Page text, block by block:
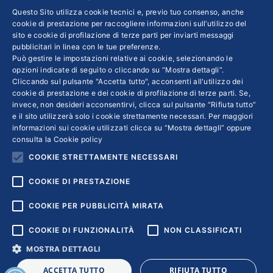
INFO LEGALI
Colophon editoriali
Disclaimer
Privacy
Coordinate Bancarie
Questo Sito utilizza cookie tecnici e, previo tuo consenso, anche
cookie di prestazione per raccogliere informazioni sull’utilizzo del
sito e cookie di profilazione di terze parti per inviarti messaggi
pubblicitari in linea con le tue preferenze.
Può gestire le impostazioni relative ai cookie, selezionando le
opzioni indicate di seguito o cliccando su “Mostra dettagli”.
Cliccando sul pulsante "Accetta tutto", acconsenti all'utilizzo dei
cookie di prestazione e dei cookie di profilazione di terze parti. Se,
invece, non desideri acconsentirvi, clicca sul pulsante “Rifiuta tutto”
e il sito utilizzerà solo i cookie strettamente necessari. Per maggiori
informazioni sui cookie utilizzati clicca su “Mostra dettagli” oppure
consulta la Cookie policy
COOKIE STRETTAMENTE NECESSARI
COOKIE DI PRESTAZIONE
COOKIE PER PUBBLICITÀ MIRATA
COOKIE DI FUNZIONALITÀ NON CLASSIFICATI
MOSTRA DETTAGLI
ACCETTA TUTTO RIFIUTA TUTTO